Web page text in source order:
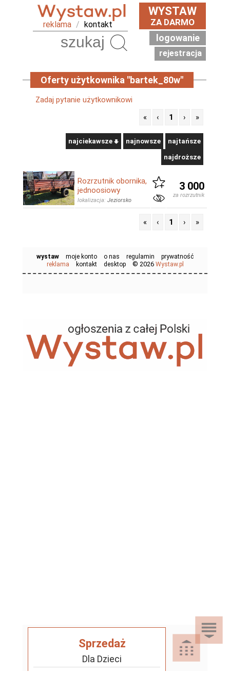
reklama / kontakt
WYSTAW
ZA DARMO
logowanie
rejestracja
Oferty użytkownika "bartek_80w"
Zadaj pytanie użytkownikowi
«
‹ 1 › »
najciekawsze najnowsze najtańsze
najdroższe
Rozrzutnik obornika,
jednoosiowy
lokalizacja: Jeziorsko
3 000
za rozrzutnik
« ‹ 1 › »
wystaw moje konto o nas regulamin
prywatność
reklama
kontakt desktop © 2026 Wystaw.pl
Sprzedaż
Dla Dzieci